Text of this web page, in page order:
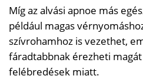
Míg az alvási apnoe más
például magas
szívrohamhoz is vezethet,
fáradtabbnak érezheti
felébredések miatt.